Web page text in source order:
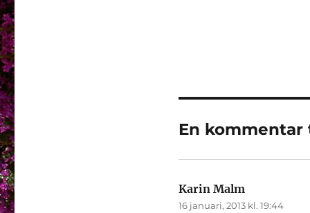
En kommentar
Karin Malmskriver:
16 januari, 2013 kl. 19:44